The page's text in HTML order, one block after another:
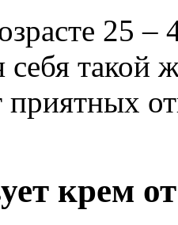
25 –
себя такой
приятных
крем